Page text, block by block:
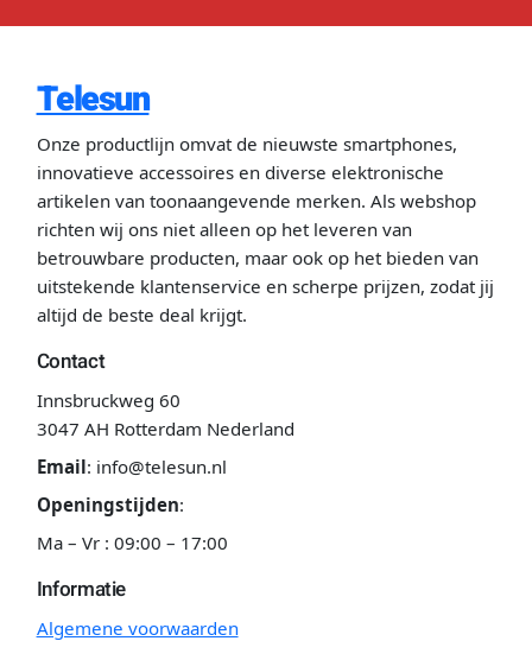
Telesun
Onze productlijn omvat de nieuwste smartphones,
innovatieve accessoires en diverse elektronische
artikelen van toonaangevende merken. Als webshop
richten wij ons niet alleen op het leveren van
betrouwbare producten, maar ook op het bieden van
uitstekende klantenservice en scherpe prijzen, zodat jij
altijd de beste deal krijgt.
Contact
Innsbruckweg 60
3047 AH Rotterdam Nederland
Email: info@telesun.nl
Openingstijden:
Ma – Vr : 09:00 – 17:00
Informatie
Algemene voorwaarden